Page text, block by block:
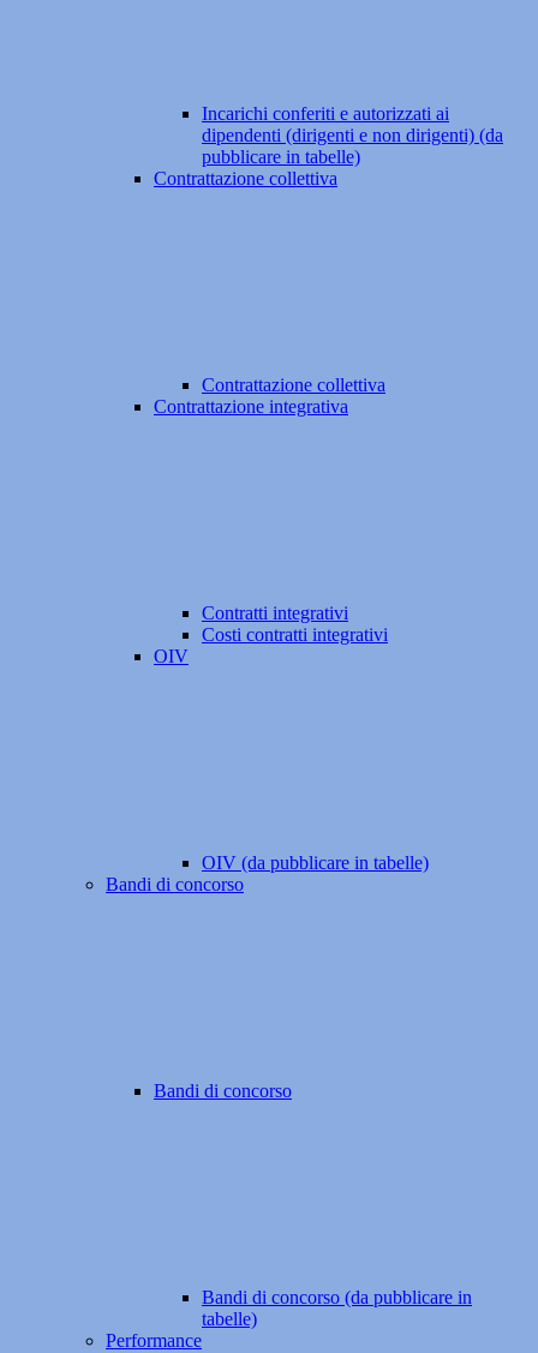
Incarichi conferiti e autorizzati ai
dipendenti (dirigenti e non dirigenti) (da
pubblicare in tabelle)
Contrattazione collettiva
Contrattazione collettiva
Contrattazione integrativa
Contratti integrativi
Costi contratti integrativi
OIV
OIV (da pubblicare in tabelle)
Bandi di concorso
Bandi di concorso
Bandi di concorso (da pubblicare in
tabelle)
Performance